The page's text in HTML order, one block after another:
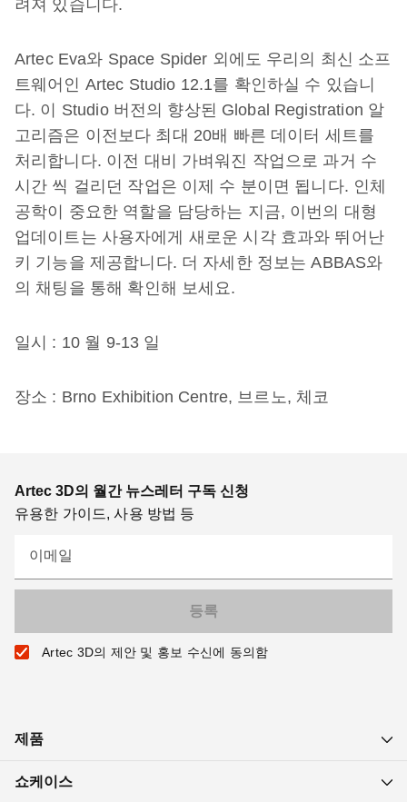
려져 있습니다.
Artec Eva와 Space Spider 외에도 우리의 최신 소프
트웨어인 Artec Studio 12.1를 확인하실 수 있습니
다. 이 Studio 버전의 향상된 Global Registration 알
고리즘은 이전보다 최대 20배 빠른 데이터 세트를
처리합니다. 이전 대비 가벼워진 작업으로 과거 수
시간 씩 걸리던 작업은 이제 수 분이면 됩니다. 인체
공학이 중요한 역할을 담당하는 지금, 이번의 대형
업데이트는 사용자에게 새로운 시각 효과와 뛰어난
키 기능을 제공합니다. 더 자세한 정보는 ABBAS와
의 채팅을 통해 확인해 보세요.
일시 : 10 월 9-13 일
장소 : Brno Exhibition Centre, 브르노, 체코
Artec 3D의 월간 뉴스레터 구독 신청
유용한 가이드, 사용 방법 등
이메일
Artec 3D의 제안 및 홍보 수신에 동의함
제품
쇼케이스